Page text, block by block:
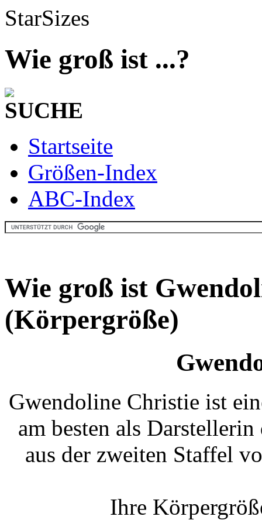
StarSizes
Wie groß ist ...?
SUCHE
Startseite
Größen-Index
ABC-Index
Wie groß ist
(Körpergröße)
Gwendoline Christie ist
am besten als
aus der zweiten Staffel
Ihre